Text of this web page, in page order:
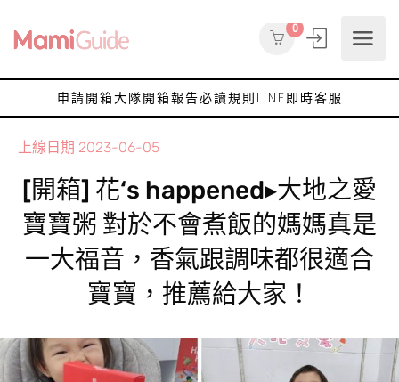
0
申請開箱大隊開箱報告必讀規則 LINE即時客服
上線日期 2023-06-05
[開箱] 花‘s happened▸大地之愛
寶寶粥 對於不會煮飯的媽媽真是
一大福音，香氣跟調味都很適合
寶寶，推薦給大家！